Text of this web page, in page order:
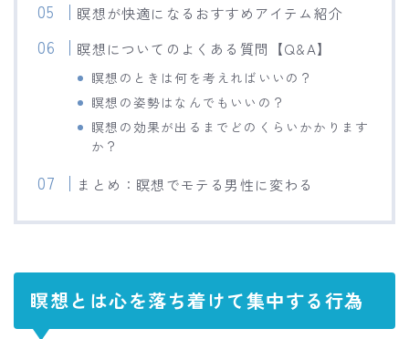
瞑想が快適になるおすすめアイテム紹介
瞑想についてのよくある質問【Q&A】
瞑想のときは何を考えればいいの？
瞑想の姿勢はなんでもいいの？
瞑想の効果が出るまでどのくらいかかります
か？
まとめ：瞑想でモテる男性に変わる
瞑想とは心を落ち着けて集中する行為